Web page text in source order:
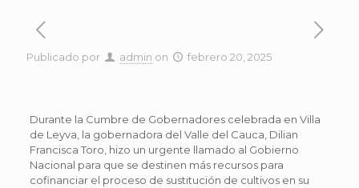
Publicado por admin on febrero 20, 2025
Durante la Cumbre de Gobernadores celebrada en Villa
de Leyva, la gobernadora del Valle del Cauca, Dilian
Francisca Toro, hizo un urgente llamado al Gobierno
Nacional para que se destinen más recursos para
cofinanciar el proceso de sustitución de cultivos en su